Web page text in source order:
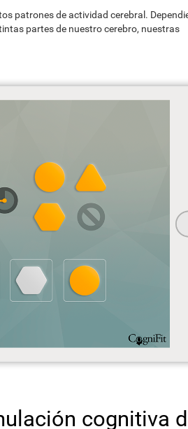
patrones de actividad cerebral.
partes de nuestro cerebro, nuestras
cognitiva